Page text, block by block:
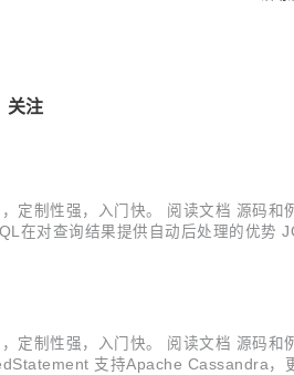
关注
定制性强，入门快。 阅读文档 源码和
在对查询结果提供自动后处理的优势
定制性强，入门快。 阅读文档 源码和
支持Apache Cassandra，